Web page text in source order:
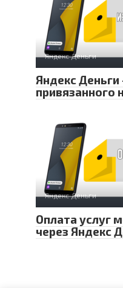
Яндекс Деньги
Яндекс
привязанного
Яндекс Деньги
Оплата услуг
через Яндекс